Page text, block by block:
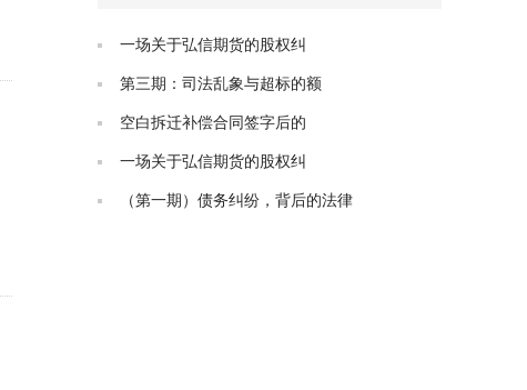
一场关于弘信期货的股权纠
第三期：司法乱象与超标的额
空白拆迁补偿合同签字后的
一场关于弘信期货的股权纠
（第一期）债务纠纷，背后的法律